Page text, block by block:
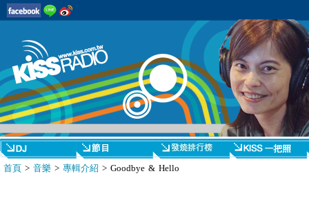
首頁 > 音樂 > 專輯介紹 > Goodbye & Hello